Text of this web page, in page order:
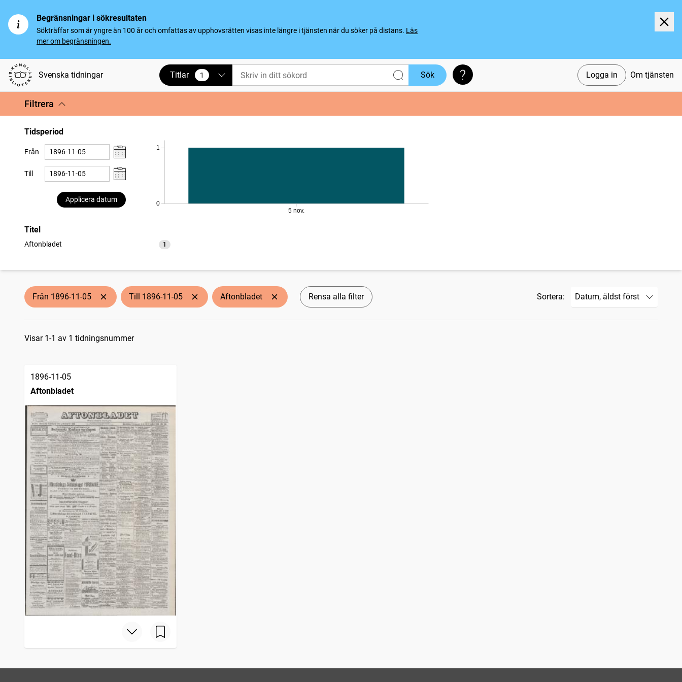
Begränsningar i sökresultaten
Sökträffar som är yngre än 100 år och omfattas av upphovsrätten visas inte längre i tjänsten när du söker på distans. Läs
mer om begränsningen.
Svenska tidningar Logga in Om tjänsten
Titlar 1
vald Sök Söktips
Filtrera
Tidsperiod
Från
Till
Applicera datum
0
1
5 nov.
Titel
Aftonbladet 1
träffar
Från 1896-11-05 Till 1896-11-05 Aftonbladet Rensa alla filter Sortera:
Sökresultat
Visar 1-1 av 1 tidningsnummer
1896-11-05
Aftonbladet